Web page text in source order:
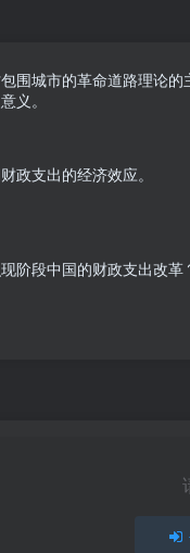
围城市的革命道路理论的
义。
政支出的经济效应。
阶段中国的财政支出改革